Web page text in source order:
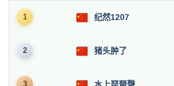
1 纪然1207
2 猪头肿了
3